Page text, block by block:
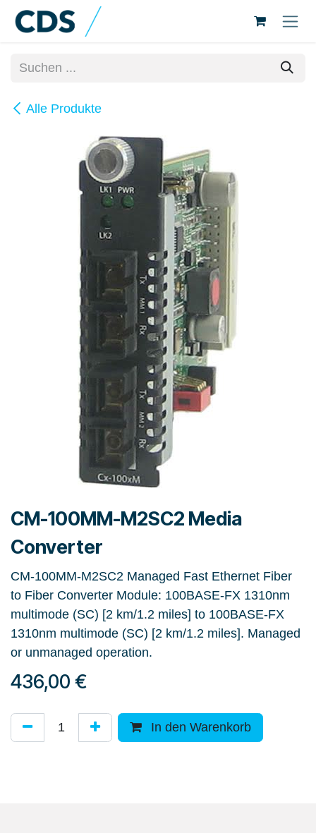
Zum Inhalt springen
Alle Produkte
CM-100MM-M2SC2 Media
Converter
CM-100MM-M2SC2 Managed Fast Ethernet Fiber
to Fiber Converter Module: 100BASE-FX 1310nm
multimode (SC) [2 km/1.2 miles] to 100BASE-FX
1310nm multimode (SC) [2 km/1.2 miles]. Managed
or unmanaged operation.
436,00 €
In den Warenkorb